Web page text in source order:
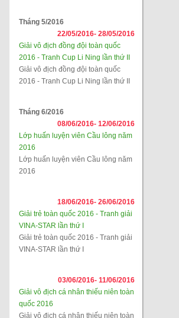
Tháng 5/2016
22/05/2016- 28/05/2016
Giải vô địch đồng đội toàn quốc
2016 - Tranh Cup Li Ning lần thứ II
Giải vô địch đồng đội toàn quốc
2016 - Tranh Cup Li Ning lần thứ II
Tháng 6/2016
08/06/2016- 12/06/2016
Lớp huấn luyện viên Cầu lông năm
2016
Lớp huấn luyện viên Cầu lông năm
2016
18/06/2016- 26/06/2016
Giải trẻ toàn quốc 2016 - Tranh giải
VINA-STAR lần thứ I
Giải trẻ toàn quốc 2016 - Tranh giải
VINA-STAR lần thứ I
03/06/2016- 11/06/2016
Giải vô địch cá nhân thiếu niên toàn
quốc 2016
Giải vô địch cá nhân thiếu niên toàn